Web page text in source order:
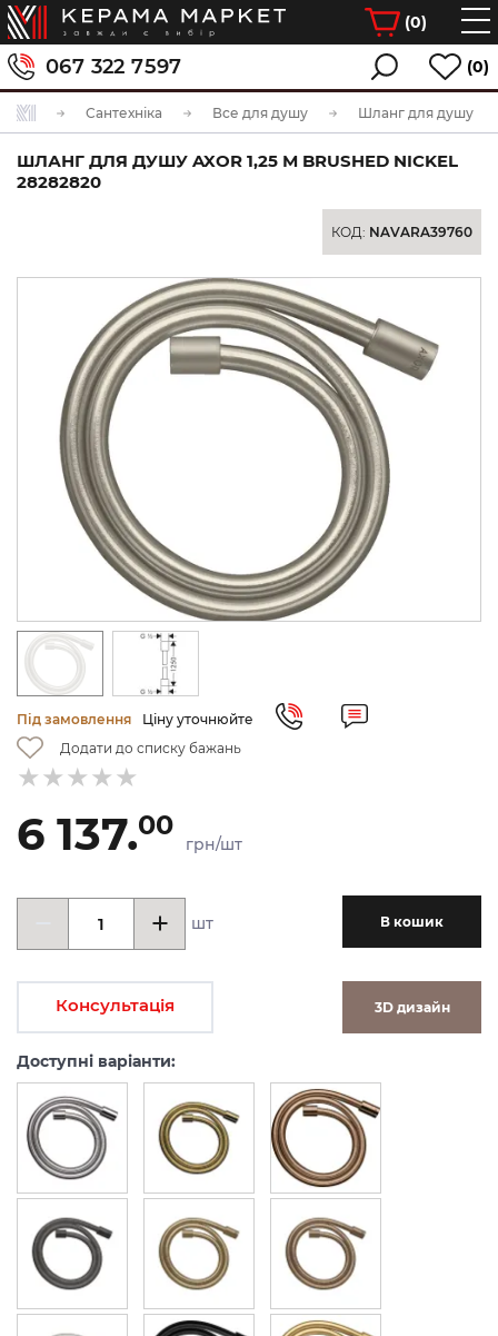
(0)
067 322 7597 (0)
Сантехніка Все для душу Шланг для душу
ШЛАНГ ДЛЯ ДУШУ AXOR 1,25 М BRUSHED NICKEL
28282820
КОД: NAVARA39760
Під замовлення
Ціну уточнюйте
Додати до списку бажань
6 137.00
грн/шт
шт В кошик
Консультація 3D дизайн
Доступні варіанти: